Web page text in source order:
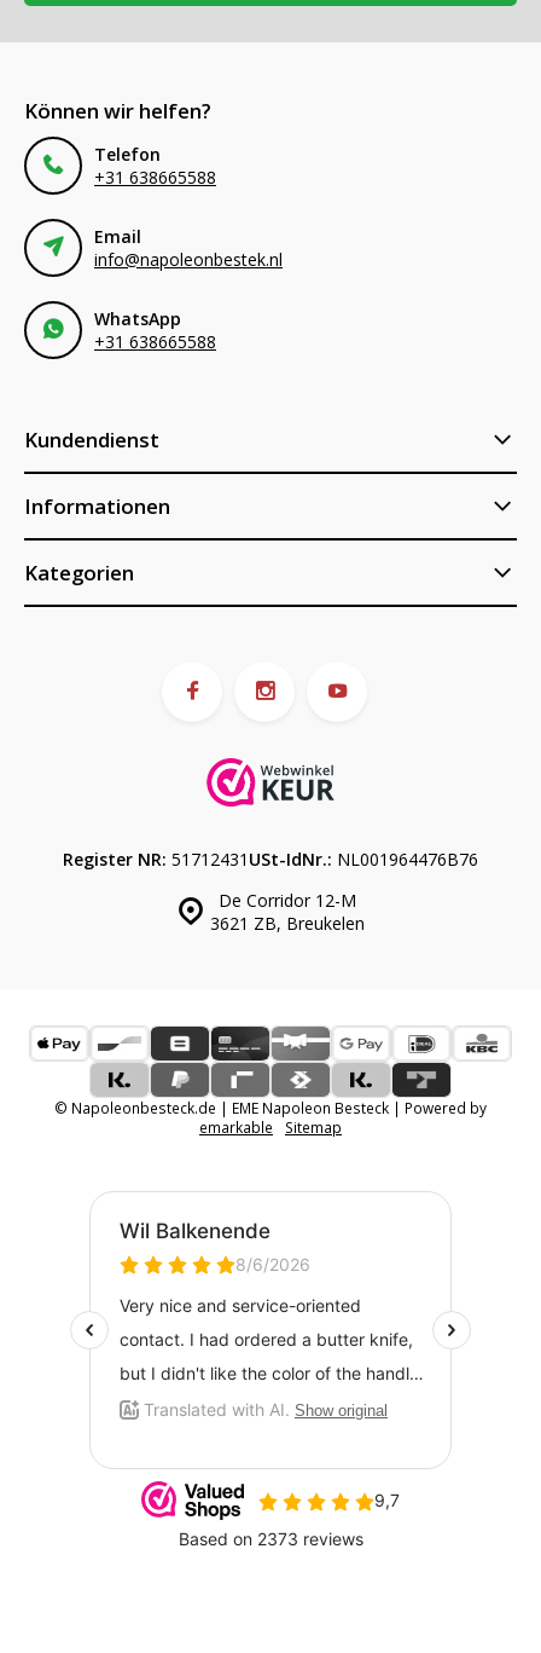
Können wir helfen?
Telefon
+31 638665588
Email
info@napoleonbestek.nl
WhatsApp
+31 638665588
Kundendienst
Informationen
Kategorien
De Corridor 12-M
3621 ZB, Breukelen
Register NR: 51712431 USt-IdNr.: NL001964476B76
© Napoleonbesteck.de | EME Napoleon Besteck | Powered by
emarkable
Sitemap